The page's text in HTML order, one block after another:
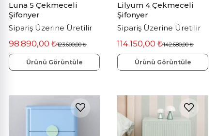
Luna 5 Çekmeceli
Şifonyer
Sipariş Üzerine Üretilir
98.890,00 ₺123.600,00 ₺
Ürünü Görüntüle
Lilyum 4 Çekmeceli
Şifonyer
Sipariş Üzerine Üretilir
114.150,00 ₺142.680,00 ₺
Ürünü Görüntüle